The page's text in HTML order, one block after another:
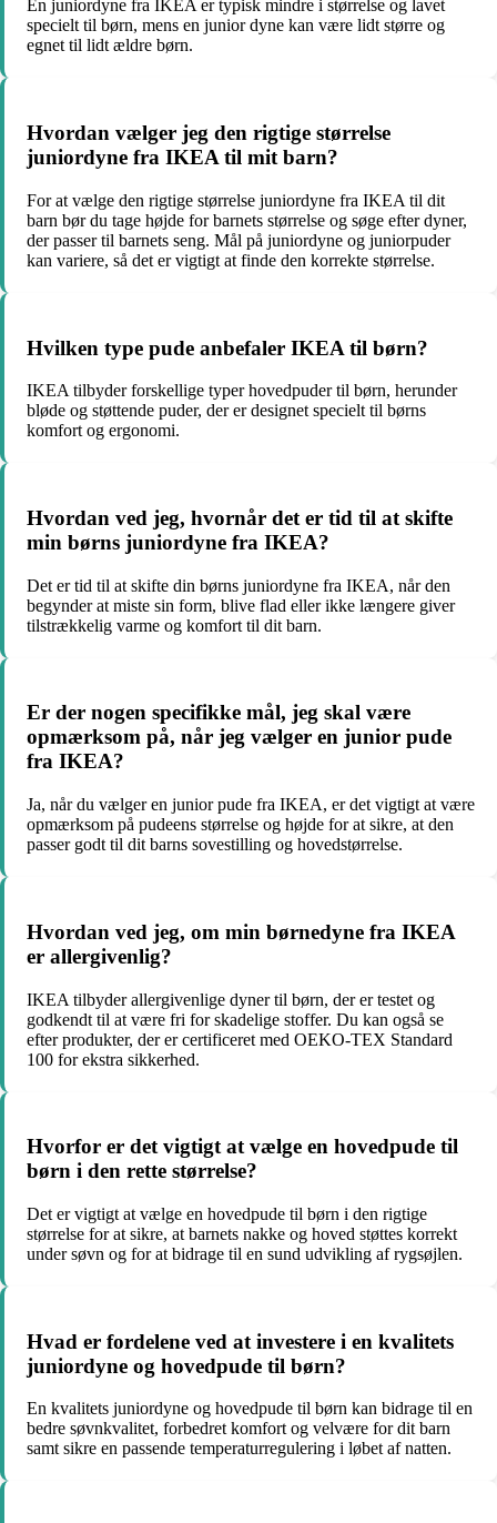
En juniordyne fra IKEA er typisk mindre i størrelse og lavet
specielt til børn, mens en junior dyne kan være lidt større og
egnet til lidt ældre børn.
Hvordan vælger jeg den rigtige størrelse
juniordyne fra IKEA til mit barn?
For at vælge den rigtige størrelse juniordyne fra IKEA til dit
barn bør du tage højde for barnets størrelse og søge efter dyner,
der passer til barnets seng. Mål på juniordyne og juniorpuder
kan variere, så det er vigtigt at finde den korrekte størrelse.
Hvilken type pude anbefaler IKEA til børn?
IKEA tilbyder forskellige typer hovedpuder til børn, herunder
bløde og støttende puder, der er designet specielt til børns
komfort og ergonomi.
Hvordan ved jeg, hvornår det er tid til at skifte
min børns juniordyne fra IKEA?
Det er tid til at skifte din børns juniordyne fra IKEA, når den
begynder at miste sin form, blive flad eller ikke længere giver
tilstrækkelig varme og komfort til dit barn.
Er der nogen specifikke mål, jeg skal være
opmærksom på, når jeg vælger en junior pude
fra IKEA?
Ja, når du vælger en junior pude fra IKEA, er det vigtigt at være
opmærksom på pudeens størrelse og højde for at sikre, at den
passer godt til dit barns sovestilling og hovedstørrelse.
Hvordan ved jeg, om min børnedyne fra IKEA
er allergivenlig?
IKEA tilbyder allergivenlige dyner til børn, der er testet og
godkendt til at være fri for skadelige stoffer. Du kan også se
efter produkter, der er certificeret med OEKO-TEX Standard
100 for ekstra sikkerhed.
Hvorfor er det vigtigt at vælge en hovedpude til
børn i den rette størrelse?
Det er vigtigt at vælge en hovedpude til børn i den rigtige
størrelse for at sikre, at barnets nakke og hoved støttes korrekt
under søvn og for at bidrage til en sund udvikling af rygsøjlen.
Hvad er fordelene ved at investere i en kvalitets
juniordyne og hovedpude til børn?
En kvalitets juniordyne og hovedpude til børn kan bidrage til en
bedre søvnkvalitet, forbedret komfort og velvære for dit barn
samt sikre en passende temperaturregulering i løbet af natten.